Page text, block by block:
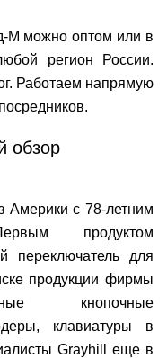
М можно оптом или в
регион России.
Работаем напрямую
обзор
Америки с 78-летним
продуктом
переключатель для
продукции фирмы
кнопочные
клавиатуры в
Grayhill еще в